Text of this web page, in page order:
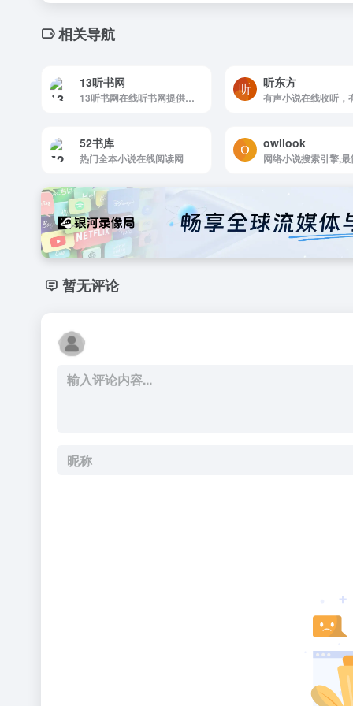
相关导航
13听书网
13听书网在线听书网提供最新最全热门有声小说,有声读物,评书有声小说每日更新,支持自动连播,无弹窗,13听书网在线听书网为你释放双眼，用耳朵享受阅读的乐趣!
听东方
52书库
热门全本小说在线阅读网
owllook
暂无评论